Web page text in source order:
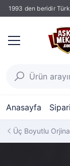
1993 den beridir
Anasayfa
Üç Boyutlu